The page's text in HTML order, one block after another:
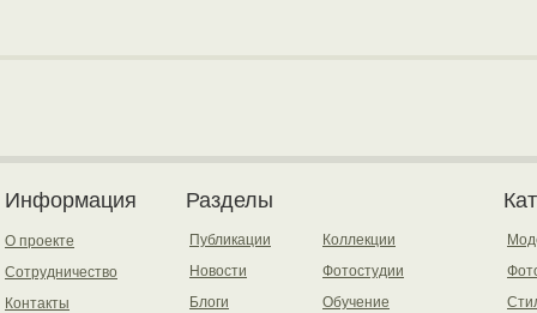
Информация
О проекте
Сотрудничество
Контакты
Разделы
Публикации
Новости
Блоги
Коллекции
Фотостудии
Обучение